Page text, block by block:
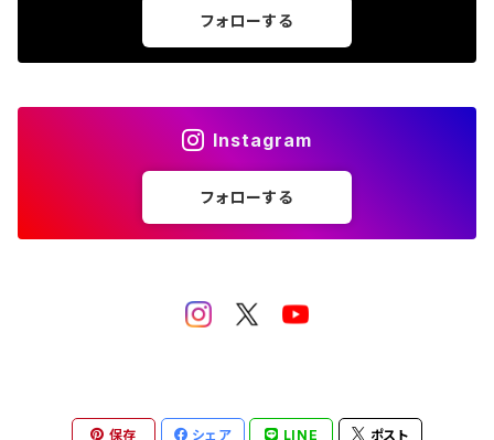
グッズ
フォローする
Instagram
フォローする
保存 シェア LINE ポスト